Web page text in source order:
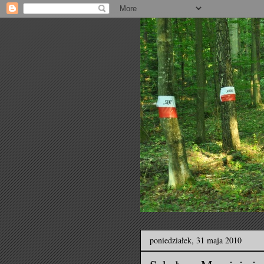
poniedziałek, 31 maja 2010